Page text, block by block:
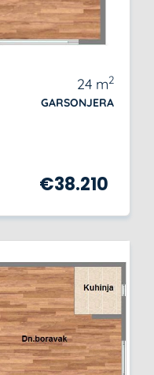
24 m2
GARSONJERA
€38.210